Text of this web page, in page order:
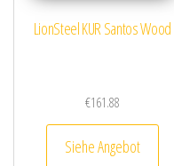
LionSteel KUR Santos Wood
€161.88
Siehe Angebot